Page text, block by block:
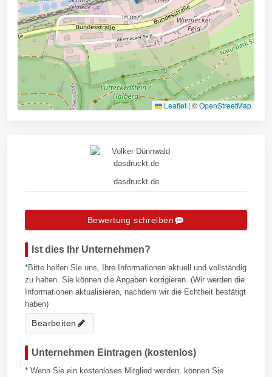
Leaflet |©OpenStreetMap
dasdruckt.de
Bewertung schreiben
Ist dies Ihr Unternehmen?
*Bitte helfen Sie uns, Ihre Informationen aktuell und vollständig
zu halten. Sie können die Angaben korrigieren. (Wir werden die
Informationen aktualisieren, nachdem wir die Echtheit bestätigt
haben)
Bearbeiten
Unternehmen Eintragen (kostenlos)
* Wenn Sie ein kostenloses Mitglied werden, können Sie